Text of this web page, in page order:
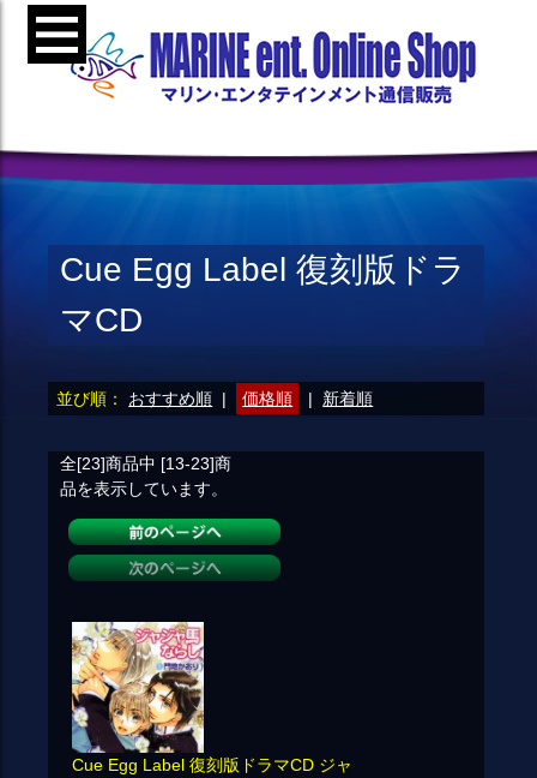
Cue Egg Label 復刻版ドラ
マCD
並び順： おすすめ順 | 価格順 | 新着順
全[23]商品中 [13-23]商
品を表示しています。
Cue Egg Label 復刻版ドラマCD ジャ